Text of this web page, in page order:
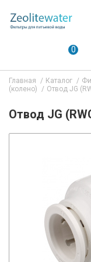
0
Главная Каталог
(колено)
Отвод JG
Отвод JG